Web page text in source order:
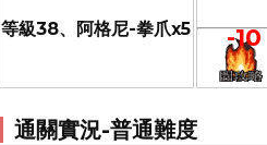
等級38、阿格尼-拳爪x5 -10
通關實況-普通難度